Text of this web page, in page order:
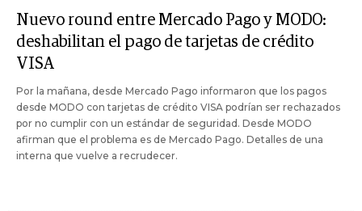
Nuevo round entre Mercado Pago y MODO:
deshabilitan el pago de tarjetas de crédito
VISA
Por la mañana, desde Mercado Pago informaron que los pagos
desde MODO con tarjetas de crédito VISA podrían ser rechazados
por no cumplir con un estándar de seguridad. Desde MODO
afirman que el problema es de Mercado Pago. Detalles de una
interna que vuelve a recrudecer.